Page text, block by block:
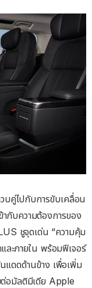
คู่ไปกับการขับเคลื่อน
ากับความต้องการของ
ชูจุดเด่น “ความคุ้ม
ละภายใน พร้อมฟีเจอร์
แดดด้านข้าง เพื่อเพิ่ม
ต่อมัลติมีเดีย Apple